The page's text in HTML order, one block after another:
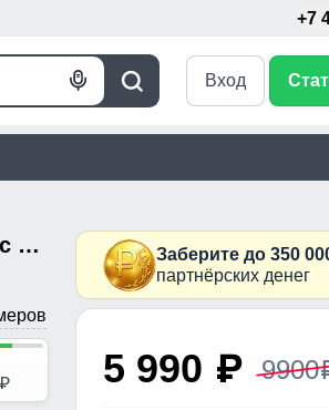
+7
Поиск
Голосовой
Вход
Женский костюм из софтшелла с флисом и мембраной — утепленный черного цвета 09612Ch
p
Заберите до 350
партнёрских денег
5 990 p 9900